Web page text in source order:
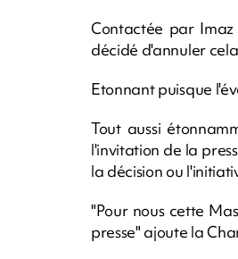
Contactée par Imaz
décidé d'annuler
Etonnant puisque
Tout aussi
l'invitation de la
la décision ou
"Pour nous cette
presse" ajoute la